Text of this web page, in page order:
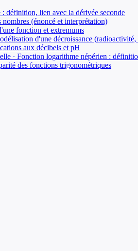
définition, lien avec la dérivée seconde
(énoncé et interprétation)
fonction et extremums
d'une décroissance
aux décibels et pH
· Fonction logarithme népérien :
des fonctions trigonométriques